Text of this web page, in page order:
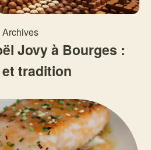
Archives
Jovy à Bourges :
tradition